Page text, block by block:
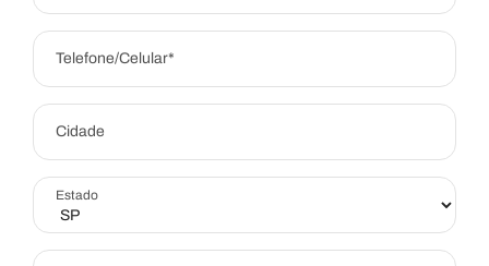
Telefone/Celular*
Cidade
Estado